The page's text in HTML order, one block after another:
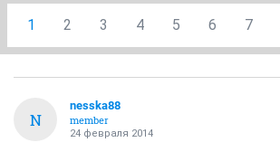
1 2 3 4 5 6 7
N
nesska88
member
24 февраля 2014